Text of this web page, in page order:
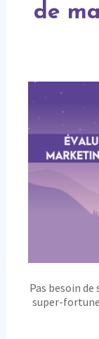
degré
PME
de
Pas besoin
super-